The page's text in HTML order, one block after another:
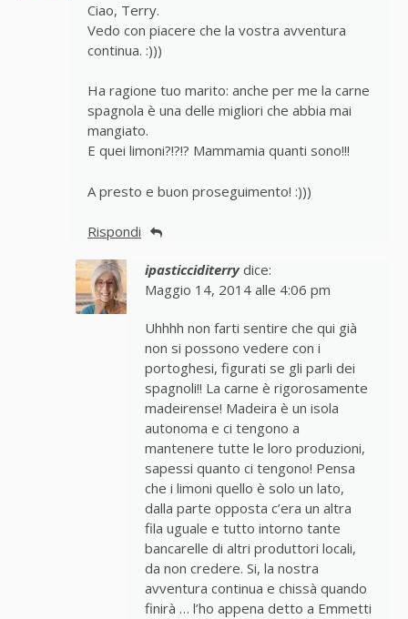
Ciao, Terry.
Vedo con piacere che la vostra avventura
continua. :)))
Ha ragione tuo marito: anche per me la carne
spagnola è una delle migliori che abbia mai
mangiato.
E quei limoni?!?!? Mammamia quanti sono!!!
A presto e buon proseguimento! :)))
Rispondi
ipasticciditerry dice:
Maggio 14, 2014 alle 4:06 pm
Uhhhh non farti sentire che qui già
non si possono vedere con i
portoghesi, figurati se gli parli dei
spagnoli!! La carne è rigorosamente
madeirense! Madeira è un isola
autonoma e ci tengono a
mantenere tutte le loro produzioni,
sapessi quanto ci tengono! Pensa
che i limoni quello è solo un lato,
dalla parte opposta c’era un altra
fila uguale e tutto intorno tante
bancarelle di altri produttori locali,
da non credere. Si, la nostra
avventura continua e chissà quando
finirà … l’ho appena detto a Emmetti